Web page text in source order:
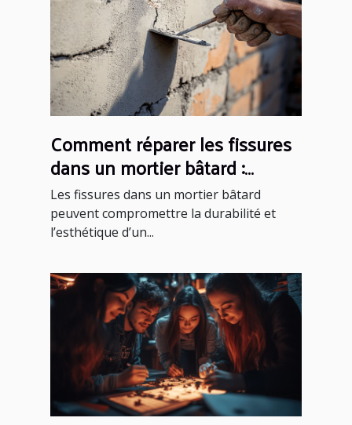
Comment réparer les fissures
dans un mortier bâtard :
méthodes et conseils
Les fissures dans un mortier bâtard
peuvent compromettre la durabilité et
l’esthétique d’un...